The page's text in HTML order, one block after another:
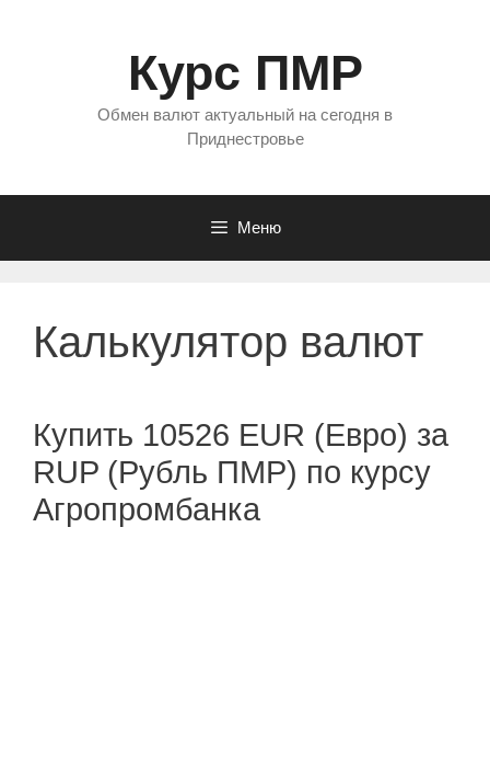
Курс ПМР
Обмен валют актуальный на сегодня в
Приднестровье
Меню
Калькулятор валют
Купить 10526 EUR (Евро) за
RUP (Рубль ПМР) по курсу
Агропромбанка